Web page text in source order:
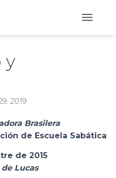
E
y
2019
Brasilera
de Escuela Sabática
de 2015
Lucas